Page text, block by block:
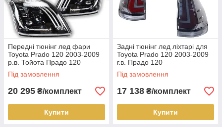
Передні тюнінг лед фари
Toyota Prado 120 2003-2009
р.в. Тойота Прадо 120
Під замовлення
20 295 ₴/комплект
Купити
Задні тюнінг лед ліхтарі для
Toyota Prado 120 2003-2009
г.в. Прадо 120
Під замовлення
17 138 ₴/комплект
Купити